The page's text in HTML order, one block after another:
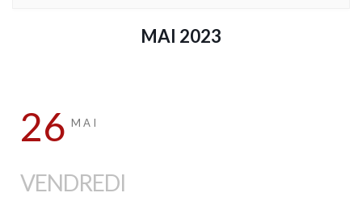
MAI 2023
26 MAI
VENDREDI